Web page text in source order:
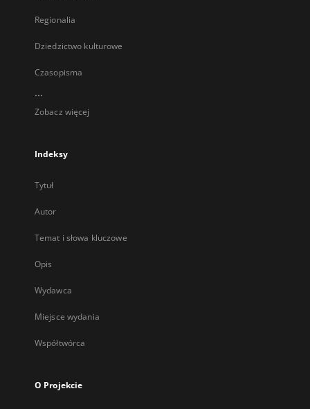
Regionalia
Dziedzictwo kulturowe
Czasopisma
...
Zobacz więcej
Indeksy
Tytuł
Autor
Temat i słowa kluczowe
Opis
Wydawca
Miejsce wydania
Współtwórca
O Projekcie